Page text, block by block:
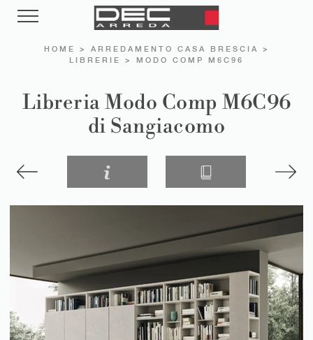
HOME > ARREDAMENTO CASA BRESCIA
>
LIBRERIE
> MODO COMP M6C96
Libreria Modo Comp M6C96
di Sangiacomo